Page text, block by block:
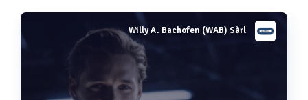
Willy A. Bachofen (WAB) Sàrl